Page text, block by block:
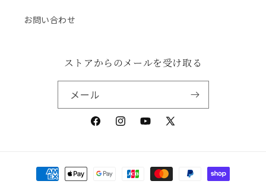
お問い合わせ
ストアからのメールを受け取る
メール
FacebookInstagramYouTube
X